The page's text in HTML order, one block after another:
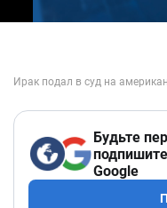
Будьте
Google